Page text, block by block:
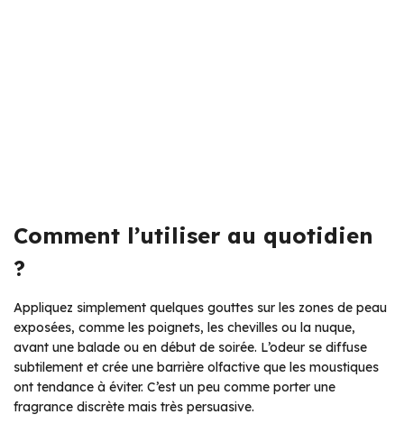
Comment l’utiliser au quotidien
?
Appliquez simplement quelques gouttes sur les zones de peau
exposées, comme les poignets, les chevilles ou la nuque,
avant une balade ou en début de soirée. L’odeur se diffuse
subtilement et crée une barrière olfactive que les moustiques
ont tendance à éviter. C’est un peu comme porter une
fragrance discrète mais très persuasive.